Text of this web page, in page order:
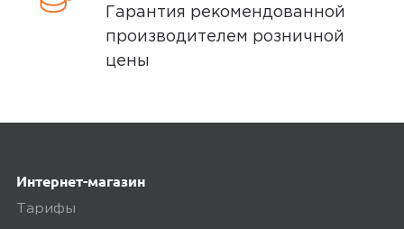
Гарантия рекомендованной
производителем розничной
цены
Интернет-магазин
Тарифы